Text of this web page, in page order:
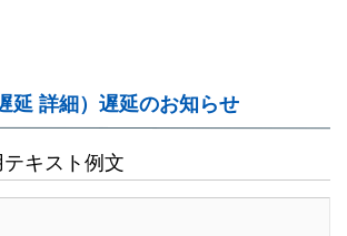
延 詳細）遅延のお知らせ
キスト例文